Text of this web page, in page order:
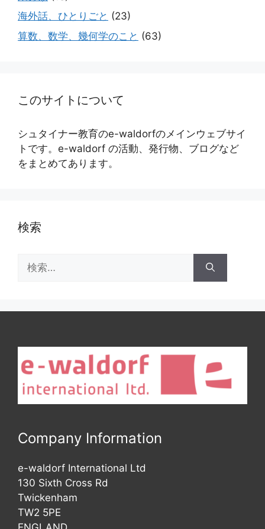
海外話、ひとりごと (23)
算数、数学、幾何学のこと (63)
このサイトについて
シュタイナー教育のe-waldorfのメインウェブサイ
トです。e-waldorf の活動、発行物、ブログなど
をまとめてあります。
検索
索:
Company Information
e-waldorf International Ltd
130 Sixth Cross Rd
Twickenham
TW2 5PE